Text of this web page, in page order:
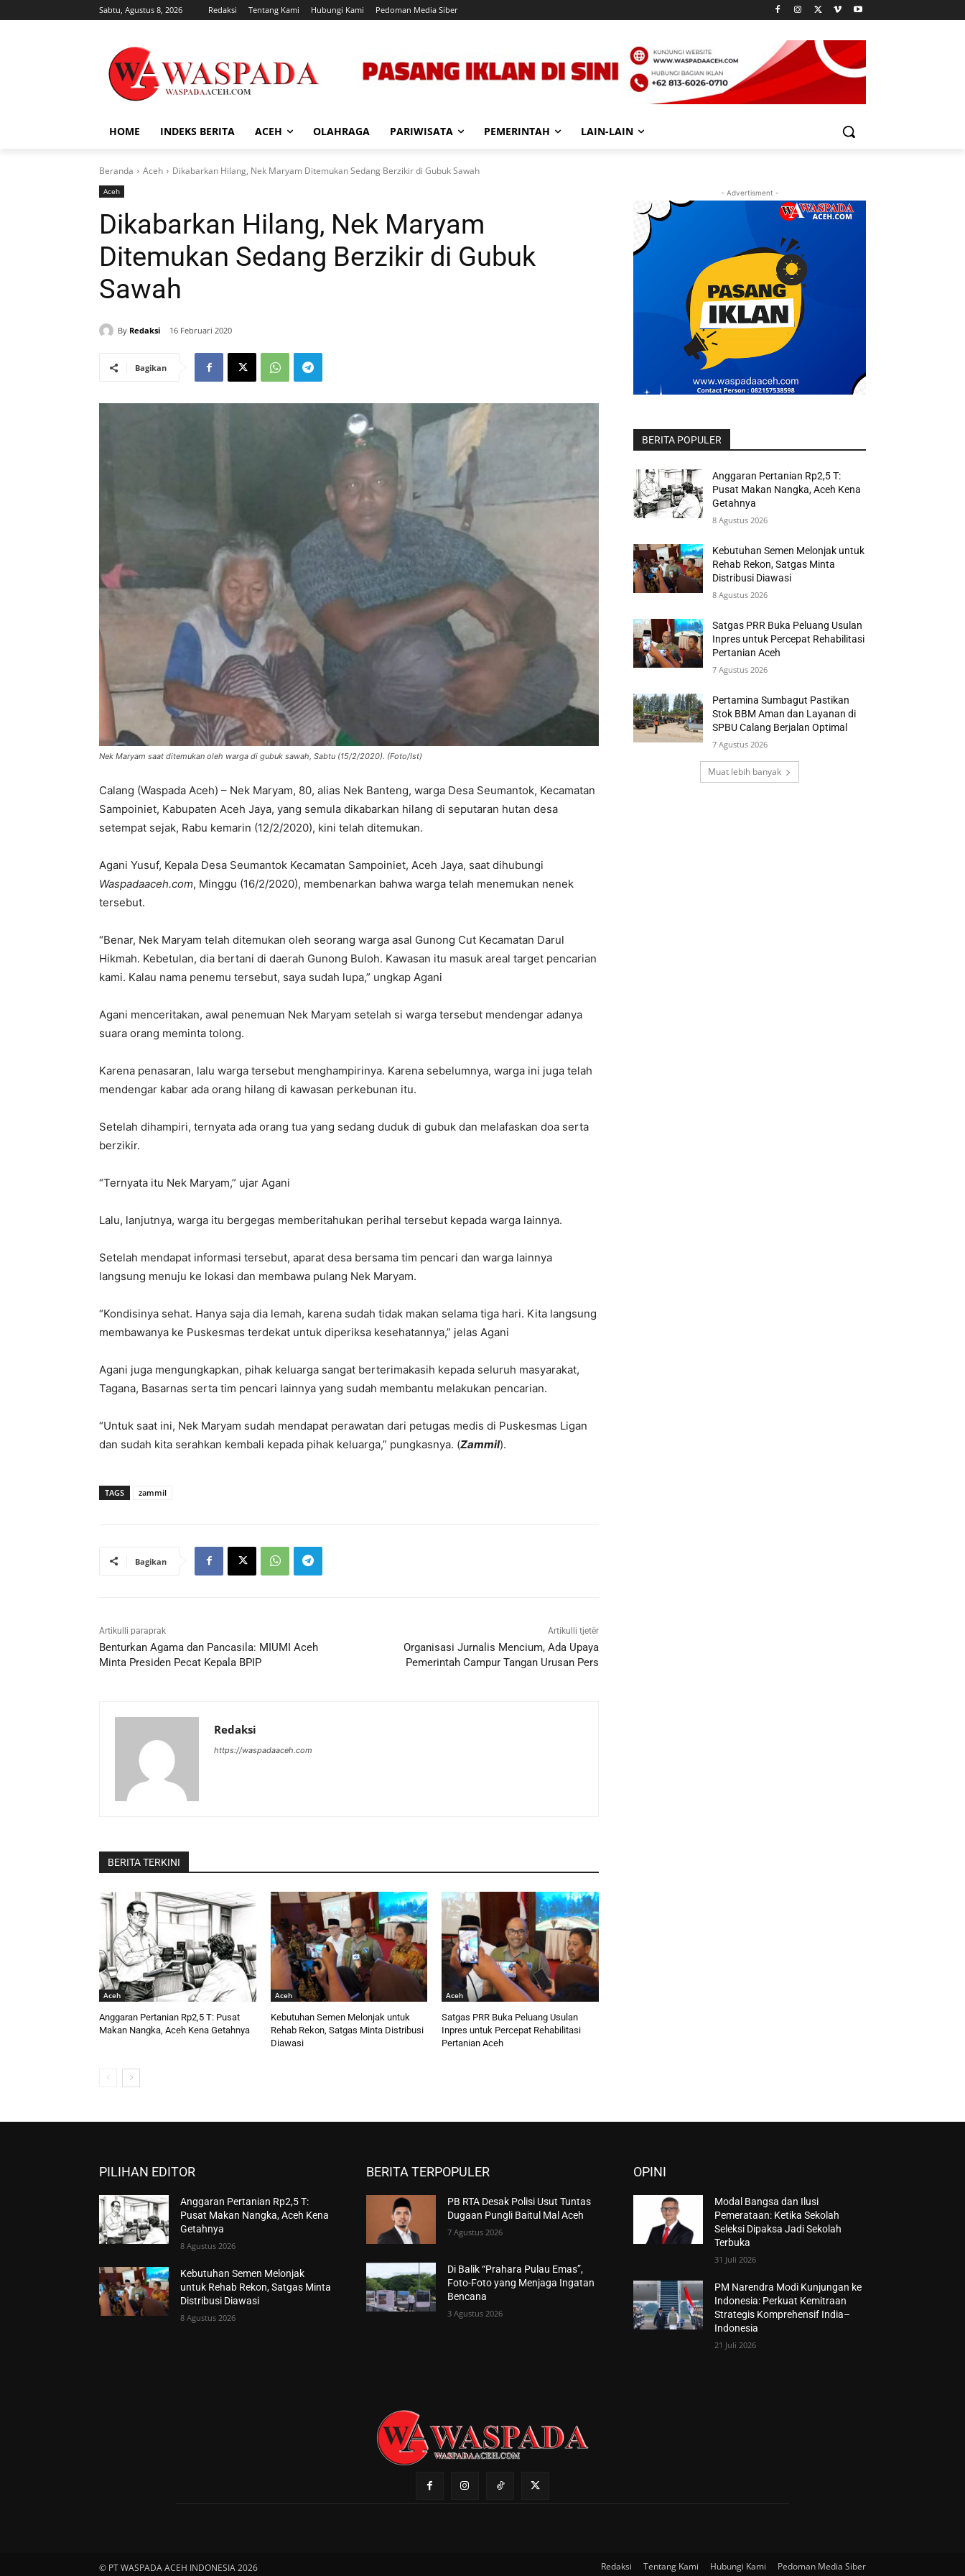
Sabtu, Agustus 8, 2026 Redaksi Tentang Kami Hubungi Kami Pedoman Media Siber
HOME INDEKS BERITA ACEH OLAHRAGA PARIWISATA PEMERINTAH LAIN-LAIN
Beranda Aceh Dikabarkan Hilang, Nek Maryam Ditemukan Sedang Berzikir di Gubuk Sawah
Aceh
Dikabarkan Hilang, Nek Maryam
Ditemukan Sedang Berzikir di Gubuk
Sawah
By Redaksi 16 Februari 2020
Bagikan
Nek Maryam saat ditemukan oleh warga di gubuk sawah, Sabtu (15/2/2020). (Foto/Ist)
Calang (Waspada Aceh) – Nek Maryam, 80, alias Nek Banteng, warga Desa Seumantok, Kecamatan
Sampoiniet, Kabupaten Aceh Jaya, yang semula dikabarkan hilang di seputaran hutan desa
setempat sejak, Rabu kemarin (12/2/2020), kini telah ditemukan.
Agani Yusuf, Kepala Desa Seumantok Kecamatan Sampoiniet, Aceh Jaya, saat dihubungi
Waspadaaceh.com, Minggu (16/2/2020), membenarkan bahwa warga telah menemukan nenek
tersebut.
“Benar, Nek Maryam telah ditemukan oleh seorang warga asal Gunong Cut Kecamatan Darul
Hikmah. Kebetulan, dia bertani di daerah Gunong Buloh. Kawasan itu masuk areal target pencarian
kami. Kalau nama penemu tersebut, saya sudah lupa,” ungkap Agani
Agani menceritakan, awal penemuan Nek Maryam setelah si warga tersebut mendengar adanya
suara orang meminta tolong.
Karena penasaran, lalu warga tersebut menghampirinya. Karena sebelumnya, warga ini juga telah
mendengar kabar ada orang hilang di kawasan perkebunan itu.
Setelah dihampiri, ternyata ada orang tua yang sedang duduk di gubuk dan melafaskan doa serta
berzikir.
“Ternyata itu Nek Maryam,” ujar Agani
Lalu, lanjutnya, warga itu bergegas memberitahukan perihal tersebut kepada warga lainnya.
Setelah mendapat informasi tersebut, aparat desa bersama tim pencari dan warga lainnya
langsung menuju ke lokasi dan membawa pulang Nek Maryam.
“Kondisinya sehat. Hanya saja dia lemah, karena sudah tidak makan selama tiga hari. Kita langsung
membawanya ke Puskesmas terdekat untuk diperiksa kesehatannya,” jelas Agani
Agani juga mengungkapkan, pihak keluarga sangat berterimakasih kepada seluruh masyarakat,
Tagana, Basarnas serta tim pencari lainnya yang sudah membantu melakukan pencarian.
“Untuk saat ini, Nek Maryam sudah mendapat perawatan dari petugas medis di Puskesmas Ligan
dan sudah kita serahkan kembali kepada pihak keluarga,” pungkasnya. (Zammil).
TAGS zammil
Bagikan
Artikulli paraprak
Benturkan Agama dan Pancasila: MIUMI Aceh
Minta Presiden Pecat Kepala BPIP
Artikulli tjetër
Organisasi Jurnalis Mencium, Ada Upaya
Pemerintah Campur Tangan Urusan Pers
Redaksi
https://waspadaaceh.com
BERITA TERKINI
Aceh
Anggaran Pertanian Rp2,5 T: Pusat
Makan Nangka, Aceh Kena Getahnya
Aceh
Kebutuhan Semen Melonjak untuk
Rehab Rekon, Satgas Minta Distribusi
Diawasi
Aceh
Satgas PRR Buka Peluang Usulan
Inpres untuk Percepat Rehabilitasi
Pertanian Aceh
- Advertisment -
BERITA POPULER
Anggaran Pertanian Rp2,5 T:
Pusat Makan Nangka, Aceh Kena
Getahnya
8 Agustus 2026
Kebutuhan Semen Melonjak untuk
Rehab Rekon, Satgas Minta
Distribusi Diawasi
8 Agustus 2026
Satgas PRR Buka Peluang Usulan
Inpres untuk Percepat Rehabilitasi
Pertanian Aceh
7 Agustus 2026
Pertamina Sumbagut Pastikan
Stok BBM Aman dan Layanan di
SPBU Calang Berjalan Optimal
7 Agustus 2026
Muat lebih banyak
PILIHAN EDITOR
Anggaran Pertanian Rp2,5 T:
Pusat Makan Nangka, Aceh Kena
Getahnya
8 Agustus 2026
Kebutuhan Semen Melonjak
untuk Rehab Rekon, Satgas Minta
Distribusi Diawasi
8 Agustus 2026
BERITA TERPOPULER
PB RTA Desak Polisi Usut Tuntas
Dugaan Pungli Baitul Mal Aceh
7 Agustus 2026
Di Balik “Prahara Pulau Emas”,
Foto-Foto yang Menjaga Ingatan
Bencana
3 Agustus 2026
OPINI
Modal Bangsa dan Ilusi
Pemerataan: Ketika Sekolah
Seleksi Dipaksa Jadi Sekolah
Terbuka
31 Juli 2026
PM Narendra Modi Kunjungan ke
Indonesia: Perkuat Kemitraan
Strategis Komprehensif India–
Indonesia
21 Juli 2026
© PT WASPADA ACEH INDONESIA 2026 Redaksi Tentang Kami Hubungi Kami Pedoman Media Siber